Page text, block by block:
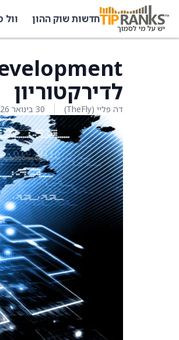
חדשות שוק ההון וול
לדירקטוריון
דה פליי (TheFly) 30 בינואר 2026